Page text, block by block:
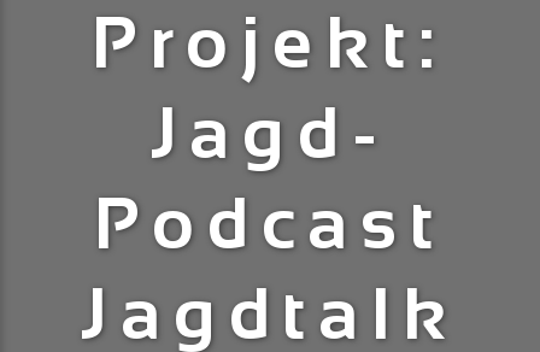
Projekt:
Jagd-
Podcast
Jagdtalk